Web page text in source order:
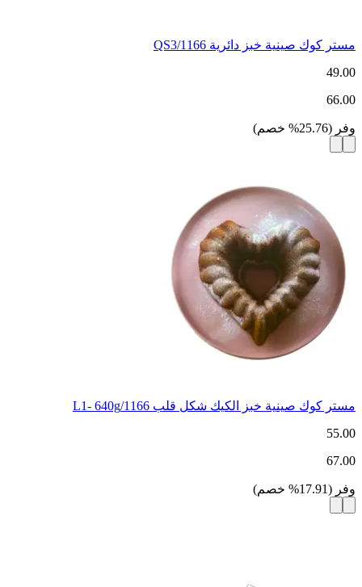
مستر كوك صينية خبز دائرية 1166/QS3
49.00
66.00
وفر (
25.76
% خصم)
مستر كوك صينية خبز الكيك شكل قلب 1166/L1- 640g
55.00
67.00
وفر (
17.91
% خصم)